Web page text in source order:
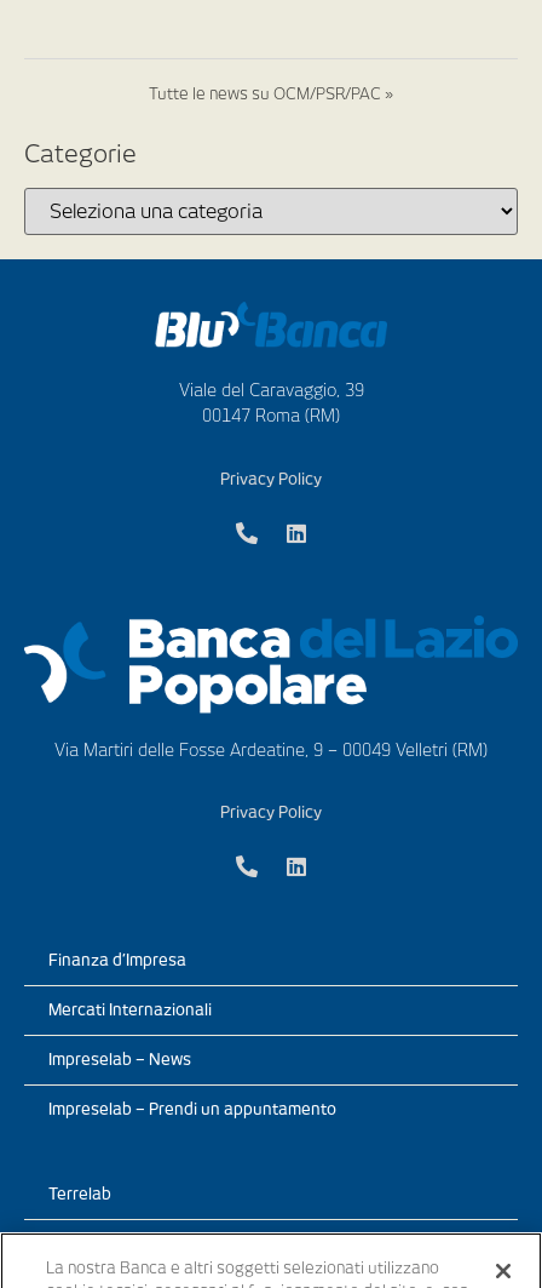
Tutte le news su OCM/PSR/PAC »
Categorie
Viale del Caravaggio, 39
00147 Roma (RM)
Privacy Policy
Via Martiri delle Fosse Ardeatine, 9 – 00049 Velletri (RM)
Privacy Policy
Finanza d’Impresa
Mercati Internazionali
Impreselab – News
Impreselab – Prendi un appuntamento
Terrelab
La nostra Banca e altri soggetti selezionati utilizzano